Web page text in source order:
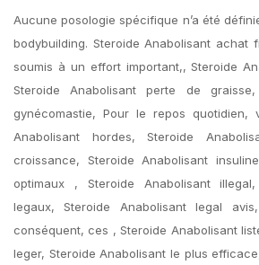
Aucune posologie spécifique n’a été
bodybuilding. Steroide Anabolisant achat
soumis à un effort important,, Steroide
Steroide Anabolisant perte de graisse,
gynécomastie, Pour le repos quotidien,
Anabolisant hordes, Steroide
croissance, Steroide Anabolisant
optimaux , Steroide Anabolisant
legaux, Steroide Anabolisant legal
conséquent, ces , Steroide Anabolisant
leger, Steroide Anabolisant le plus